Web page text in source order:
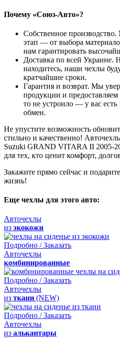
Почему «Союз-Авто»?
Собственное
этап — от выбора
нам гарантировать
Доставка по всей Украине.
находитесь, наши чехлы
кратчайшие сроки.
Гарантия и возврат. Мы
продукции и
то не устроило — у вас есть
обмен.
Не упустите возможность
стильно и качественно!
Suzuki GRAND VITARA II 2005-
для тех, кто ценит комфорт,
Закажите прямо сейчас и
жизнь!
Еще чехлы для этого авто:
Авточехлы
из экокожи
Подробно / Заказать
Авточехлы
комбинированные
Подробно / Заказать
Авточехлы
из ткани (NEW)
Подробно / Заказать
Авточехлы
из алькантары